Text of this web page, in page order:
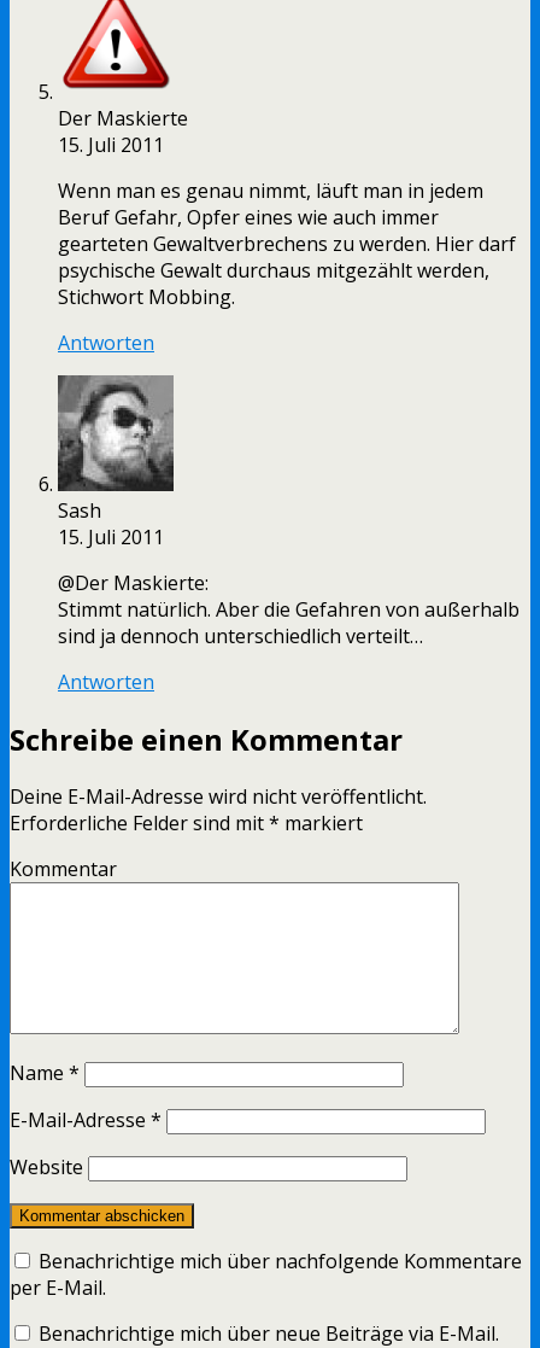
Der Maskierte
15. Juli 2011
Wenn man es genau nimmt, läuft man in jedem
Beruf Gefahr, Opfer eines wie auch immer
gearteten Gewaltverbrechens zu werden. Hier darf
psychische Gewalt durchaus mitgezählt werden,
Stichwort Mobbing.
Antworten
Sash
15. Juli 2011
@Der Maskierte:
Stimmt natürlich. Aber die Gefahren von außerhalb
sind ja dennoch unterschiedlich verteilt…
Antworten
Schreibe einen Kommentar
Deine E-Mail-Adresse wird nicht veröffentlicht.
Erforderliche Felder sind mit* markiert
Kommentar
Name *
E-Mail-Adresse *
Website
Benachrichtige mich über nachfolgende Kommentare
per E-Mail.
Benachrichtige mich über neue Beiträge via E-Mail.